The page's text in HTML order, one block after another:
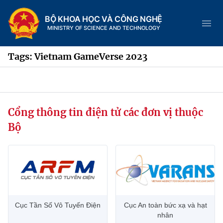
BỘ KHOA HỌC VÀ CÔNG NGHỆ
MINISTRY OF SCIENCE AND TECHNOLOGY
Trang chủ
Chức năng nhiệm vụ
Tin tức sự kiện
Hệ thống văn bản
Tags: Vietnam GameVerse 2023
Cổng thông tin điện tử các đơn vị thuộc
Bộ
Cục Tần Số Vô Tuyến Điện
Cục An toàn bức xạ và hạt
nhân